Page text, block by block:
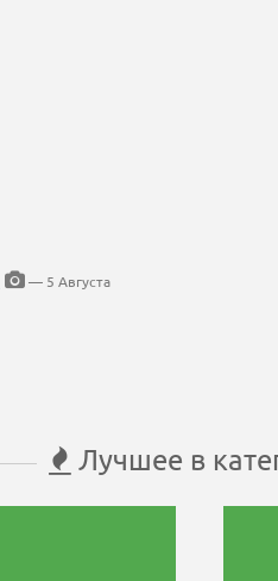
— 5 Августа
Лучшее в